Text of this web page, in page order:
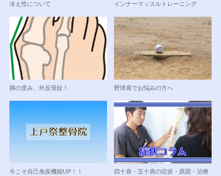
冷え性について インナーマッスルトレーニング
脚の歪み、外反母趾！ 野球肩でお悩みの方へ
今こそ自己免疫機能UP！！
四十肩・五十肩の症状・原因・治療